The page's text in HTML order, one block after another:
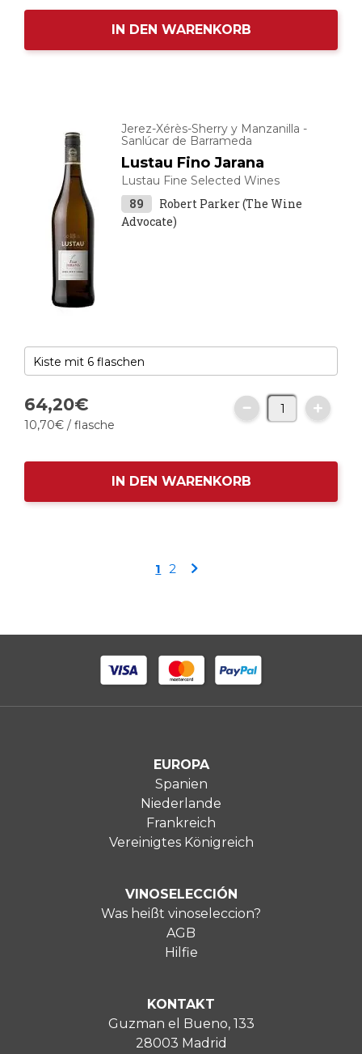
IN DEN WARENKORB
Jerez-Xérès-Sherry y Manzanilla -
Sanlúcar de Barrameda
Lustau Fino Jarana
Lustau Fine Selected Wines
89
Robert Parker (The Wine
Advocate)
64,20€
10,70€ / flasche
IN DEN WARENKORB
Seite
Sie
Seite
1 Seite
2 Seite
EUROPA
Spanien
Niederlande
Frankreich
Vereinigtes Königreich
VINOSELECCIÓN
Was heißt vinoseleccion?
AGB
Hilfie
KONTAKT
Guzman el Bueno, 133
28003 Madrid